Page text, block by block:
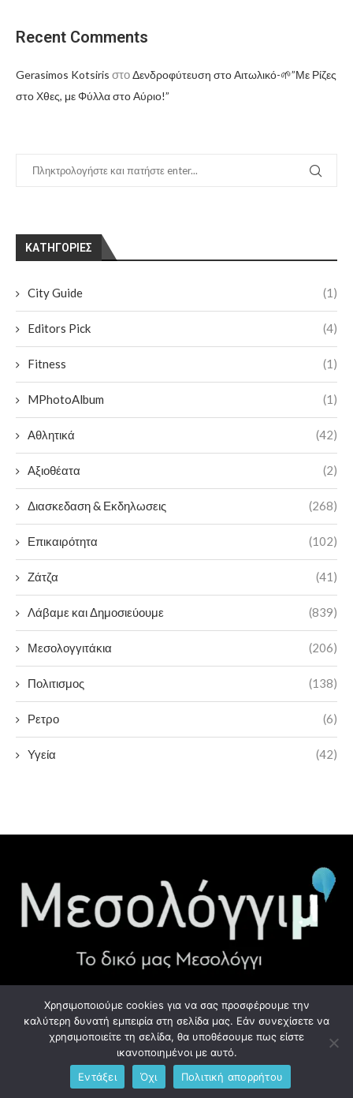
Recent Comments
Gerasimos Kotsiris στοΔενδροφύτευση στο Αιτωλικό-🌱”Με Ρίζες
στο Χθες, με Φύλλα στο Αύριο!”
KΑΤΗΓΟΡΊΕΣ
City Guide (1)
Editors Pick (4)
Fitness (1)
MPhotoAlbum (1)
Αθλητικά (42)
Αξιοθέατα (2)
Διασκεδαση & Εκδηλωσεις (268)
Επικαιρότητα (102)
Ζάτζα (41)
Λάβαμε και Δημοσιεύουμε (839)
Μεσολογγιτάκια (206)
Πολιτισμος (138)
Ρετρο (6)
Υγεία (42)
ΧΡΉΣΙΜΑ LINK
Προσωπικά Δεδομένα - GDPR
Ανδρέου Λόντου 1, Μεσολόγγι 302 00
Χρησιμοποιούμε cookies για να σας προσφέρουμε την
καλύτερη δυνατή εμπειρία στη σελίδα μας. Εάν συνεχίσετε να
χρησιμοποιείτε τη σελίδα, θα υποθέσουμε πως είστε
ικανοποιημένοι με αυτό.
Εντάξει
Όχι Πολιτική απορρήτου